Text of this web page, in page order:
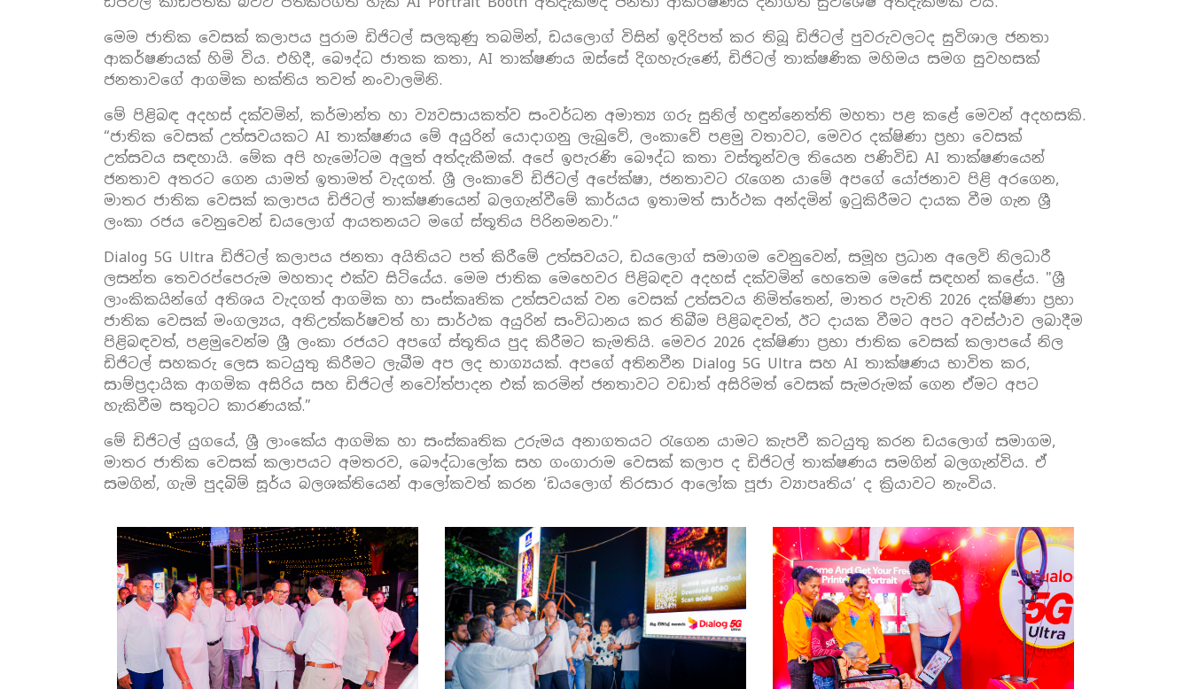
මෙම ජාතික වෙසක් කලාපය පුරාම ඩිජිටල් සලකුණු තබමින්, ඩයලොග් විසින් ඉදිරිපත් කර තිබූ ඩිජිටල් පුවරුවලටද සුවිශාල ජනතා
ආකර්ෂණයක් හිමි විය. එහිදී, බෞද්ධ ජාතක කතා, AI තාක්ෂණය ඔස්සේ දිගහැරුණේ, ඩිජිටල් තාක්ෂණික මහිමය සමග සුවහසක්
ජනතාවගේ ආගමික භක්තිය තවත් නංවාලමිනි.
මේ පිළිබඳ අදහස් දක්වමින්, කර්මාන්ත හා ව්‍යවසායකත්ව සංවර්ධන අමාත්‍ය ගරු සුනිල් හඳුන්නෙත්ති මහතා පළ කළේ මෙවන් අදහසකි.
“ජාතික වෙසක් උත්සවයකට AI තාක්ෂණය මේ අයුරින් යොදාගනු ලැබුවේ, ලංකාවේ පළමු වතාවට, මෙවර දක්ෂිණා ප්‍රභා වෙසක්
උත්සවය සඳහායි. මේක අපි හැමෝටම අලුත් අත්දැකීමක්. අපේ ඉපැරණි බෞද්ධ කතා වස්තූන්වල තියෙන පණිවිඩ AI තාක්ෂණයෙන්
ජනතාව අතරට ගෙන යාමත් ඉතාමත් වැදගත්. ශ්‍රී ලංකාවේ ඩිජිටල් අපේක්ෂා, ජනතාවට රැගෙන යාමේ අපගේ යෝජනාව පිළි අරගෙන,
මාතර ජාතික වෙසක් කලාපය ඩිජිටල් තාක්ෂණයෙන් බලගැන්වීමේ කාර්යය ඉතාමත් සාර්ථක අන්දමින් ඉටුකිරීමට දායක වීම ගැන ශ්‍රී
ලංකා රජය වෙනුවෙන් ඩයලොග් ආයතනයට මගේ ස්තූතිය පිරිනමනවා.”
Dialog 5G Ultra ඩිජිටල් කලාපය ජනතා අයිතියට පත් කිරීමේ උත්සවයට, ඩයලොග් සමාගම වෙනුවෙන්, සමූහ ප්‍රධාන අලෙවි නිලධාරී
ලසන්ත තෙවරප්පෙරුම මහතාද එක්ව සිටියේය. මෙම ජාතික මෙහෙවර පිළිබඳව අදහස් දක්වමින් හෙතෙම මෙසේ සඳහන් කළේය. "ශ්‍රී
ලාංකිකයින්ගේ අතිශය වැදගත් ආගමික හා සංස්කෘතික උත්සවයක් වන වෙසක් උත්සවය නිමිත්තෙන්, මාතර පැවති 2026 දක්ෂිණා ප්‍රභා
ජාතික වෙසක් මංගල්‍යය, අතිඋත්කර්ෂවත් හා සාර්ථක අයුරින් සංවිධානය කර තිබීම පිළිබඳවත්, ඊට දායක වීමට අපට අවස්ථාව ලබාදීම
පිළිබඳවත්, පළමුවෙන්ම ශ්‍රී ලංකා රජයට අපගේ ස්තූතිය පුද කිරීමට කැමතියි. මෙවර 2026 දක්ෂිණා ප්‍රභා ජාතික වෙසක් කලාපයේ නිල
ඩිජිටල් සහකරු ලෙස කටයුතු කිරීමට ලැබීම අප ලද භාග්‍යයක්. අපගේ අතිනවීන Dialog 5G Ultra සහ AI තාක්ෂණය භාවිත කර,
සාම්ප්‍රදායික ආගමික අසිරිය සහ ඩිජිටල් නවෝත්පාදන එක් කරමින් ජනතාවට වඩාත් අසිරිමත් වෙසක් සැමරුමක් ගෙන ඒමට අපට
හැකිවීම සතුටට කාරණයක්.”
මේ ඩිජිටල් යුගයේ, ශ්‍රී ලාංකේය ආගමික හා සංස්කෘතික උරුමය අනාගතයට රැගෙන යාමට කැපවී කටයුතු කරන ඩයලොග් සමාගම,
මාතර ජාතික වෙසක් කලාපයට අමතරව, බෞද්ධාලෝක සහ ගංගාරාම වෙසක් කලාප ද ඩිජිටල් තාක්ෂණය සමගින් බලගැන්විය. ඒ
සමගින්, ගැමි පුදබිම් සූර්ය බලශක්තියෙන් ආලෝකවත් කරන ‘ඩයලොග් තිරසාර ආලෝක පූජා ව්‍යාපෘතිය’ ද ක්‍රියාවට නැංවිය.